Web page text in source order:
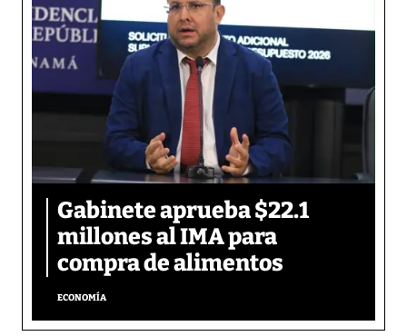
Gabinete aprueba $22.1
millones al IMA para
compra de alimentos
ECONOMÍA